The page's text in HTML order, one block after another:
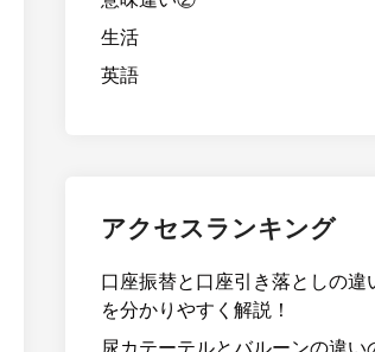
生活
英語
アクセスランキング
口座振替と口座引き落としの違
を分かりやすく解説！